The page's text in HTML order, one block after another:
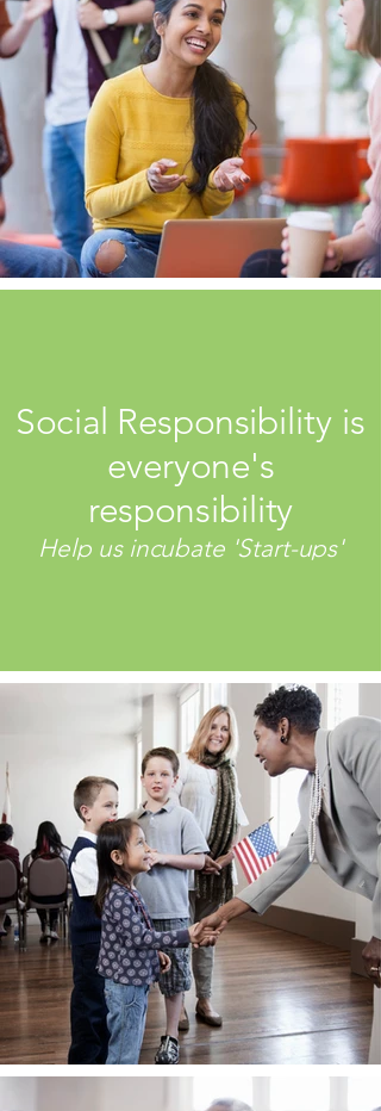
Social Responsibility is
everyone's
responsibility
Help us incubate 'Start-ups'